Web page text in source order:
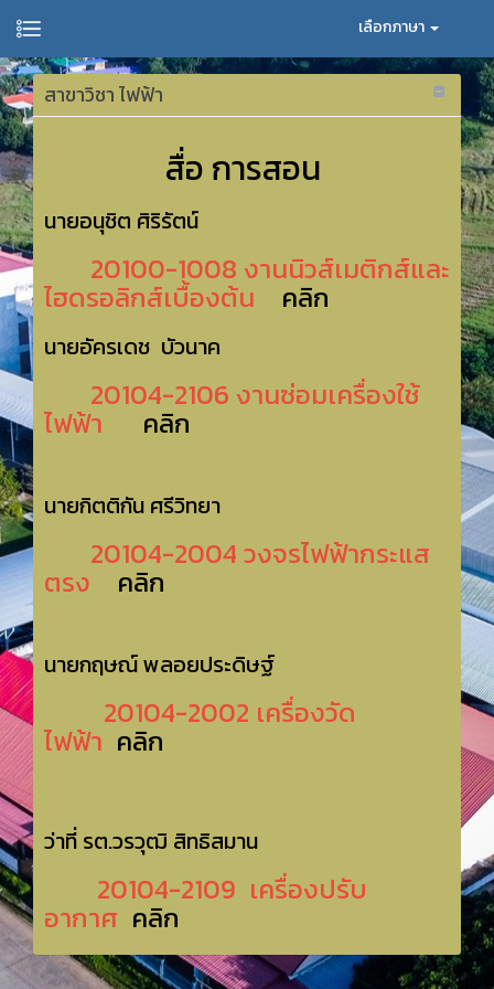
เลือกภาษา
สาขาวิชา ไฟฟ้า
สื่อ การสอน
นายอนุชิต ศิริรัตน์
20100-1008 งานนิวส์เมติกส์และ
ไฮดรอลิกส์เบื้องต้น คลิก
นายอัครเดช บัวนาค
20104-2106 งานซ่อมเครื่องใช้
ไฟฟ้า คลิก
นายกิตติกัน ศรีวิทยา
20104-2004 วงจรไฟฟ้ากระแส
ตรง คลิก
นายกฤษณ์ พลอยประดิษฐ์
20104-2002 เครื่องวัด
ไฟฟ้า คลิก
ว่าที่ รต.วรวุฒิ สิทธิสมาน
20104-2109 เครื่องปรับ
อากาศ คลิก